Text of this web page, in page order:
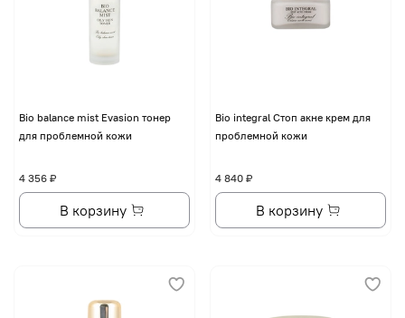
Bio balance mist Evasion тонер
для проблемной кожи
4 356 ₽
В корзину
Bio integral Стоп акне крем для
проблемной кожи
4 840 ₽
В корзину